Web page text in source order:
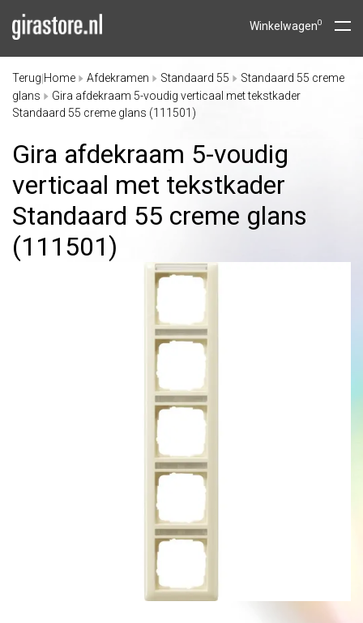
Winkelwagen0
Terug Home Afdekramen Standaard 55
Standaard 55 creme
glans
Gira afdekraam 5-voudig verticaal met tekstkader
Standaard 55 creme glans (111501)
Gira afdekraam 5-voudig
verticaal met tekstkader
Standaard 55 creme glans
(111501)